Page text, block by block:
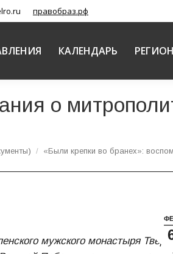
правобраз.рф
КАЛЕНДАРЬ
о
«Были крепки во бранех»:
мужского монастыря